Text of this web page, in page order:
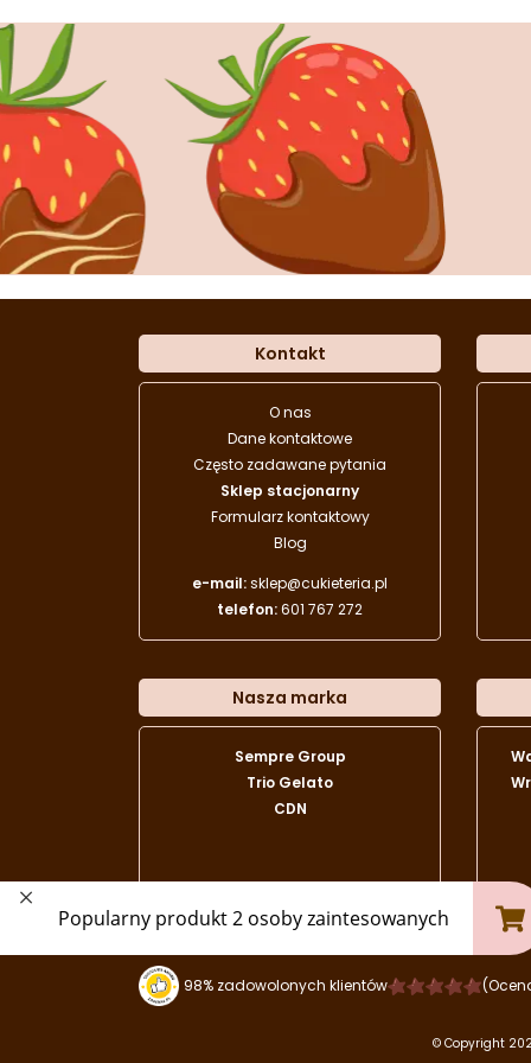
Kontakt
O nas
Dane kontaktowe
Często zadawane pytania
Sklep stacjonarny
Formularz kontaktowy
Blog
e-mail:sklep@cukieteria.pl
telefon:601 767 272
Nasza marka
Sempre Group
Trio Gelato
CDN
98% zadowolonych klientów
© Copyright